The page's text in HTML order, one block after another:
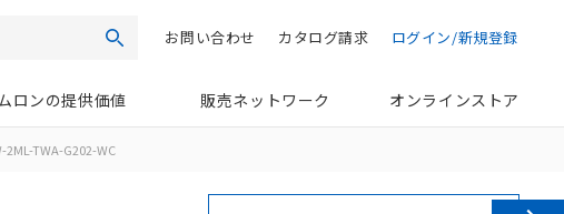
検索 ログイン/新規登録
カタログ請求
お問い合わせ
ロンの提供価値 販売ネットワーク オンラインストア
2ML-TWA-G202-WC